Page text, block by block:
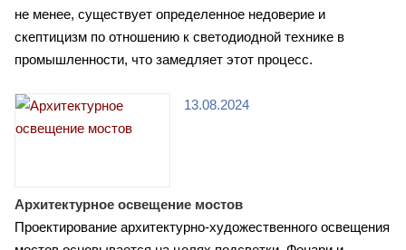
не менее, существует определенное недоверие и
скептицизм по отношению к светодиодной технике в
промышленности, что замедляет этот процесс.
13.08.2024
Архитектурное освещение мостов
Проектирование архитектурно-художественного освещения